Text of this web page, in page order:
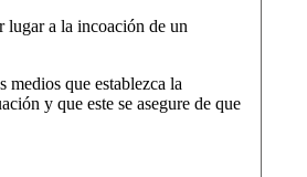
lugar a la incoación de un
que establezca la
y que este se asegure de que